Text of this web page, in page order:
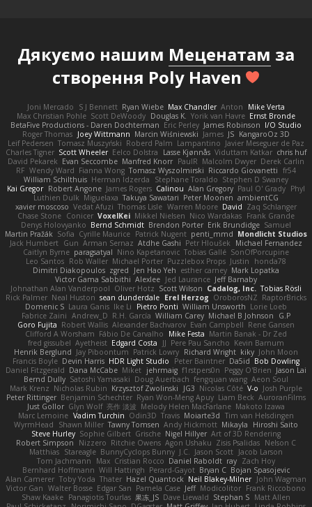
Дякуємо нашим Меценатам за
створення Poly Haven
Joni Mercado S J Bennett Ryan Wiebe Max Chandler Anton
Mike Verta
Max Christian Pohle Scott DeWoody Douglas K. Yorik van Havre Ernst Bronde
BetaFive Productions - Daren Dochterman Eric Perley James Robinson I/O Studio
Roger Thomas Joey Wittmann Marcin Wiśniewski James JS KangaroOz 3D
Leif Pedersen Tomasz Muszyński Roberd Palm Lampantino Javier Meseguer de Paz
Charles Tigner Scott Wheeler Eelco Dolstra Lasse Kjønnås Viduttam Katkar chris huf
David Pekarek Evan Seccombe Manfred Knorr PaulR Malcolm Dwyer Derek Carlin
RF Wendy Ward Fianna Wong Tomasz Wyszolmirski Riccardo Giovanetti fr54
William Schilthuis Herman Idzerda Stephane Toraldo Stephen D Swaney
Kai Gregor Robert Angone James Rogers Calinou Alan Gregory Paul O' Grady Phyl
Luthien Dulk Miguelaxa Takuya Sawatari Peter Moonen ambientCG
xavier moscoso Vedat Afuzi Thomas Lisle Warren Moore David Zaq Schlanger
Chase Stone Conicer VoxelKei Mikkel Nielsen Nico Wardakas Frank Grande
Denys Holovyanko Bernd Schmidt Brendon Porter Erik Brundidge Samuel
Martin Pražák Sofia Cyrille Maurice Patrick Nugent penti_mmd Mondlicht Studios
Jack Humbert Gun Arman Sernaz Atdhe Gashi Petr Hloušek
Michael Fernandez
Caitlyn Byrne paragsatyal Nino Kapetanovic Tobias Gallé SonOfPorcupine
Leo Santos Rob Waller Michael Porter Puzzlebox Props Justin
honda78
Dimitri Diakopoulos zgred Jen Hao Yeh esther carney Mark Lopatka
Victor Gama Sabbithi Alexlee Jed Laurance Jeff Barnaby
Johnathan Alan Vanderpool Oliver Hotz Scott Wilson Cadalog, Inc. Tobias Rösli
Rick Palmer Neal Huston sean dunderdale Erel Herzog OroborosNZ RaptorBricks
Domenic S Laura Ganis Ike Li Pietro Ponti William Unsworth Lorie Loeb
Fabrice Zaini Andrew_D R.H. García William Carey Michael B Johnson
G.P
Goro Fujita Robert Wallis Alexander Bachvarov Evan Campbell Rene Gansen
Clifford A Worsham Fábio De Carvalho Mike Festa Martin Banak - Dr Zed
fred gissubel Ayetheist Edgard Costa JJ Pere Pau Sancho Kevin Barnum
Henrik Berglund Jay Piboontum Patrick Lowry Richard Wright kiky John Moon
Francis Boyle Devin Harris HDR Light Studio Peter Baintner Da5id Bob Dowling
Daniel Fitzgerald Dana McCabe Miket jehrmaig f1rstpers0n Peggy O'Brien Jason Lai
Bernd Dully Satoshi Yamasaki Doug Auerbach fengquan wang Aeon Soul
Mark Krenz Nicholas Rubin Krzysztof Zwolinski JG3 Nicolas Côté V-o Josh Purple
Peter Rittinger Benjamin Schechter Ryan Won-Meng Apuy Liam Beck AuroranFilms
Just Gollor Glyn Wolf 亮作 淡波 Melody Helen MacFarlane Makoto Izawa
Marc Lemoine Vadim Turchin Odin3D Travis Moiarte3d Tim van Helsdingen
WyrmHead
Shawn Miller Tawny Tomsen Andy Hickmott Mikayla
Hiroshi Saito
Steve Hurley Sophie Gilbert Grische Nigel Hillyer Art of 3D Rendering
Robert Simpson
Nizzero Ritchie Owens Agon Ushaku Zisis Psalidas Nelson C
Matthias Stareagle BunnyCyclops Bunny J.C. Jason Scott Jacob Larson
Tom Jachmann
Max Cristian Rocco Daniel Raboldt ray Zach Hoy
Bernhard Hoffmann Will Hattingh Perard-Gayot Bryan C Bojan Spasojevic
Alan Camerer Toby Yoda Thater Hazel Quantock Neil Blakey-Milner John Wagman
Victor Gan Walter Bosse Edgar San Pamela Case Jeff Modicolitor Frank Riccobono
Shaw Kaake Panagiotis Tourlas 果冻_JS Dave Liewald Stephan S Matt Allen